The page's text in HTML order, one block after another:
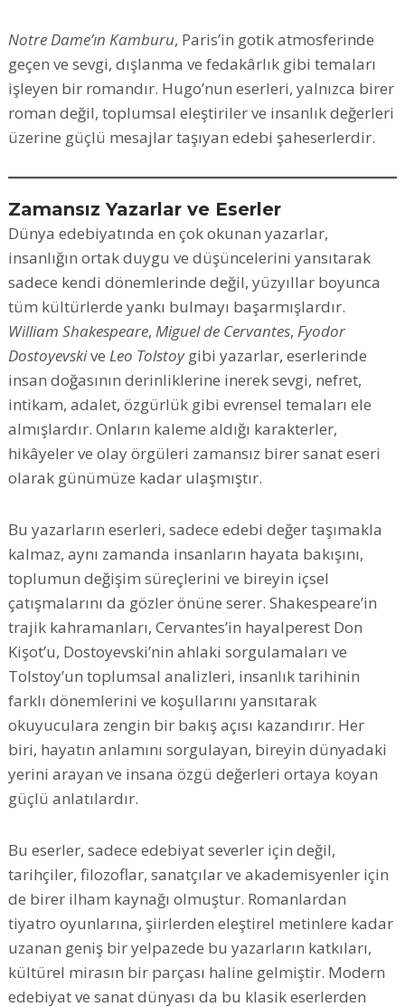
Notre Dame’ın Kamburu, Paris’in gotik atmosferinde
geçen ve sevgi, dışlanma ve fedakârlık gibi temaları
işleyen bir romandır. Hugo’nun eserleri, yalnızca birer
roman değil, toplumsal eleştiriler ve insanlık değerleri
üzerine güçlü mesajlar taşıyan edebi şaheserlerdir.
Zamansız Yazarlar ve Eserler
Dünya edebiyatında en çok okunan yazarlar,
insanlığın ortak duygu ve düşüncelerini yansıtarak
sadece kendi dönemlerinde değil, yüzyıllar boyunca
tüm kültürlerde yankı bulmayı başarmışlardır.
William Shakespeare,Miguel de Cervantes,Fyodor
DostoyevskiveLeo Tolstoygibi yazarlar, eserlerinde
insan doğasının derinliklerine inerek sevgi, nefret,
intikam, adalet, özgürlük gibi evrensel temaları ele
almışlardır. Onların kaleme aldığı karakterler,
hikâyeler ve olay örgüleri zamansız birer sanat eseri
olarak günümüze kadar ulaşmıştır.
Bu yazarların eserleri, sadece edebi değer taşımakla
kalmaz, aynı zamanda insanların hayata bakışını,
toplumun değişim süreçlerini ve bireyin içsel
çatışmalarını da gözler önüne serer. Shakespeare’in
trajik kahramanları, Cervantes’in hayalperest Don
Kişot’u, Dostoyevski’nin ahlaki sorgulamaları ve
Tolstoy’un toplumsal analizleri, insanlık tarihinin
farklı dönemlerini ve koşullarını yansıtarak
okuyuculara zengin bir bakış açısı kazandırır. Her
biri, hayatın anlamını sorgulayan, bireyin dünyadaki
yerini arayan ve insana özgü değerleri ortaya koyan
güçlü anlatılardır.
Bu eserler, sadece edebiyat severler için değil,
tarihçiler, filozoflar, sanatçılar ve akademisyenler için
de birer ilham kaynağı olmuştur. Romanlardan
tiyatro oyunlarına, şiirlerden eleştirel metinlere kadar
uzanan geniş bir yelpazede bu yazarların katkıları,
kültürel mirasın bir parçası haline gelmiştir. Modern
edebiyat ve sanat dünyası da bu klasik eserlerden